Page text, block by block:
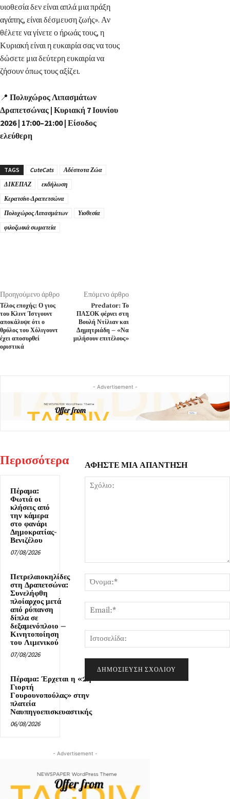
υιοθεσία δεν είναι απλά μια πράξη
αγάπης, είναι δέσμευση ζωής». Αν
θέλετε να γίνετε ο ήρωάς τους, η
Κυριακή είναι η ευκαιρία σας να τους
δώσετε μια δεύτερη ευκαιρία να
ζήσουν όπως τους αξίζει.
📍 Πολυχώρος Λιπασμάτων
Δραπετσώνας | Κυριακή 7 Ιουνίου
2026 | 17:00–21:00 | Είσοδος
ελεύθερη
TAGS CuteCats
Αδέσποτα Ζώα
ΔΙΚΕΠΑΖ
εκδήλωση
Κερατσίνι-Δραπετσώνα
Πολυχώρος Λιπασμάτων
Υιοθεσία
φιλοζωικά σωματεία
Προηγούμενο άρθρο
Τέλος εποχής: Ο γιος
του Κλιντ Ίστγουντ
αποκάλυψε ότι ο
θρύλος του Χόλιγουντ
έχει αποσυρθεί
οριστικά
Επόμενο άρθρο
Predator: Το
ΠΑΣΟΚ φέρνει στη
Βουλή Ντίλιαν και
Δημητριάδη – «Να
μιλήσουν επιτέλους»
- Advertisement -
Περισσότερα
Πέραμα:
Φωτιά οι
κλήσεις από
την κάμερα
στο φανάρι
Δημοκρατίας-
Βενιζέλου
07/08/2026
Πετρελαιοκηλίδες
στη Δραπετσώνα:
Συνελήφθη
πλοίαρχος μετά
από ρύπανση
δίπλα σε
δεξαμενόπλοιο –
Κινητοποίηση
του Λιμενικού
07/08/2026
Πέραμα: Έρχεται η «2η
Γιορτή
Γουρουνοπούλας» στην
πλατεία
Ναυπηγοεπισκευαστικής
06/08/2026
ΑΦΗΣΤΕ ΜΙΑ ΑΠΑΝΤΗΣΗ
- Advertisement -